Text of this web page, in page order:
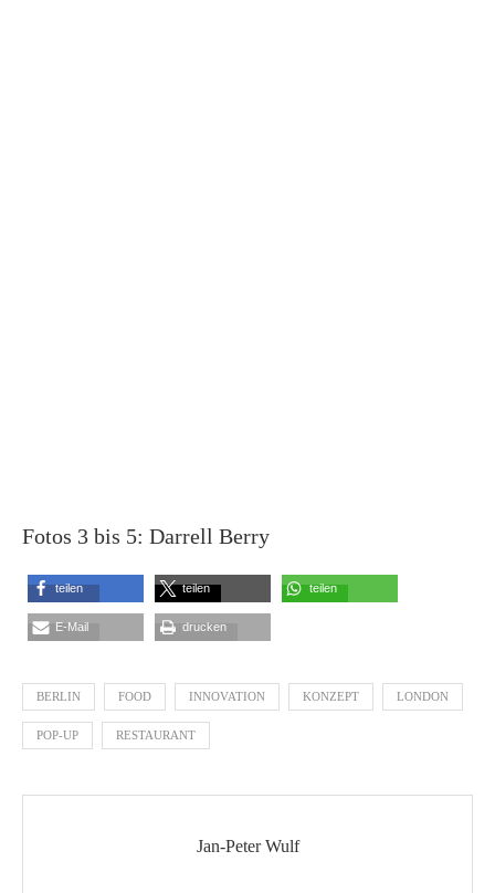
Fotos 3 bis 5: Darrell Berry
teilen teilen teilen
E-Mail drucken
BERLIN FOOD INNOVATION KONZEPT LONDON
POP-UP RESTAURANT
Jan-Peter Wulf